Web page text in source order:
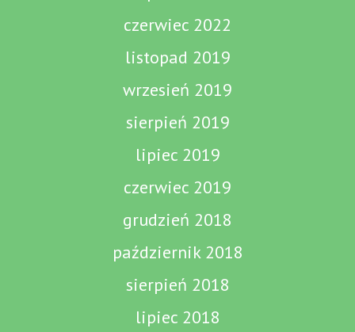
czerwiec 2022
listopad 2019
wrzesień 2019
sierpień 2019
lipiec 2019
czerwiec 2019
grudzień 2018
październik 2018
sierpień 2018
lipiec 2018